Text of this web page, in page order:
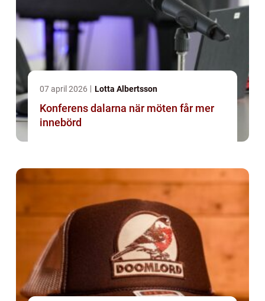
07 april 2026 Lotta Albertsson
Konferens dalarna när möten får mer
innebörd